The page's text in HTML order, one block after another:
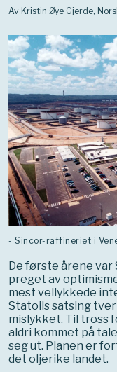
Av Kristin Øye Gjerde,
- Sincor-raffineriet i
De første årene var
preget av
mest vellykkede
Statoils satsing
mislykket. Til tross
aldri kommet på
seg ut. Planen er
det oljerike landet.